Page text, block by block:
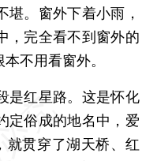
。窗外下着小雨，
，完全看不到窗外的
不用看窗外。
红星路。这是怀化
定俗成的地名中，爱
就贯穿了湖天桥、红